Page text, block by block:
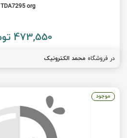
TDA7295 org
473,550 تومان
در فروشگاه محمد الکترونیک
موجود